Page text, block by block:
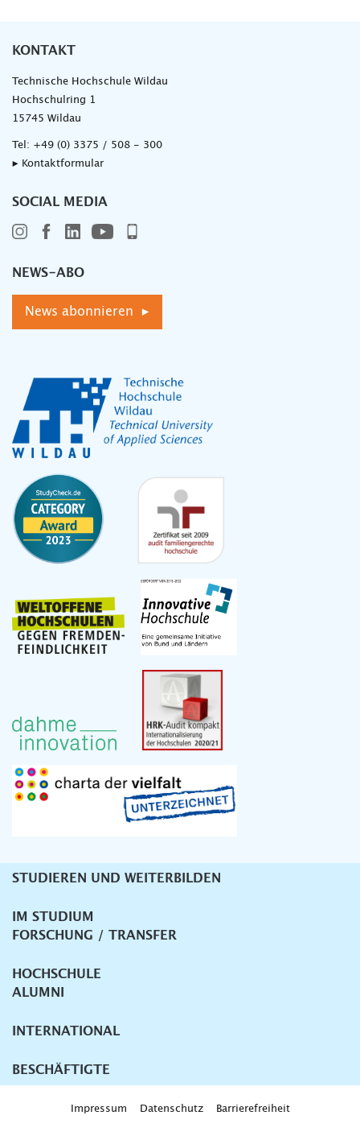
KONTAKT
Technische Hochschule Wildau
Hochschulring 1
15745 Wildau
Tel: +49 (0) 3375 / 508 - 300
▸ Kontaktformular
SOCIAL MEDIA
NEWS-ABO
News abonnieren ▸
Unternavigation
STUDIEREN UND WEITERBILDEN
IM STUDIUM
FORSCHUNG / TRANSFER
HOCHSCHULE
ALUMNI
INTERNATIONAL
BESCHÄFTIGTE
Impressum Datenschutz Barrierefreiheit